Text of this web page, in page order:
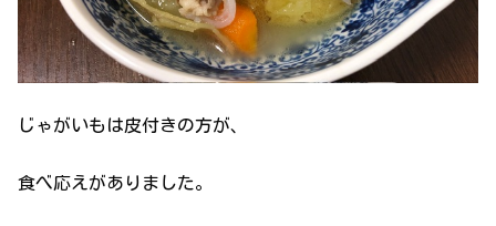
じゃがいもは皮付きの方が、
食べ応えがありました。